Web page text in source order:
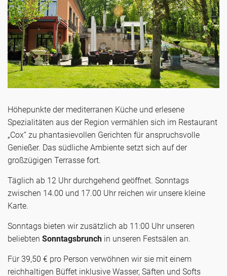
Höhepunkte der mediterranen Küche und erlesene
Spezialitäten aus der Region vermählen sich im Restaurant
„Cox“ zu phantasievollen Gerichten für anspruchsvolle
Genießer. Das südliche Ambiente setzt sich auf der
großzügigen Terrasse fort.
Täglich ab 12 Uhr durchgehend geöffnet. Sonntags
zwischen 14.00 und 17.00 Uhr reichen wir unsere kleine
Karte.
Sonntags bieten wir zusätzlich ab 11:00 Uhr unseren
beliebten Sonntagsbrunch in unseren Festsälen an.
Für 39,50 € pro Person verwöhnen wir sie mit einem
reichhaltigen Büffet inklusive Wasser, Säften und Softs